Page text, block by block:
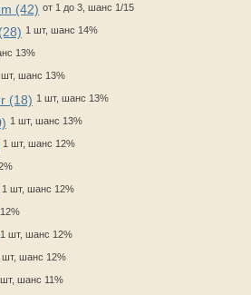
(42) от 1 до 3, шанс 1/15
1 шт, шанс 14%
13%
шт, шанс 13%
(18) 1 шт, шанс 13%
1 шт, шанс 13%
1 шт, шанс 12%
1 шт, шанс 12%
1 шт, шанс 12%
шт, шанс 12%
шанс 11%